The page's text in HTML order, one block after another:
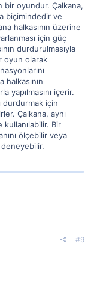
bir oyundur. Çalkana,
biçimindedir ve
halkasının üzerine
için güç
durdurulmasıyla
oyun olarak
yapılmasını içerir.
durdurmak için
Çalkana, aynı
Bir
ölçebilir veya
deneyebilir.
#9